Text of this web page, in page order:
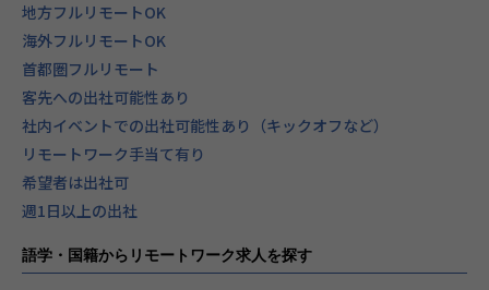
地方フルリモートOK
海外フルリモートOK
首都圏フルリモート
客先への出社可能性あり
社内イベントでの出社可能性あり（キックオフなど）
リモートワーク手当て有り
希望者は出社可
週1日以上の出社
語学・国籍からリモートワーク求人を探す